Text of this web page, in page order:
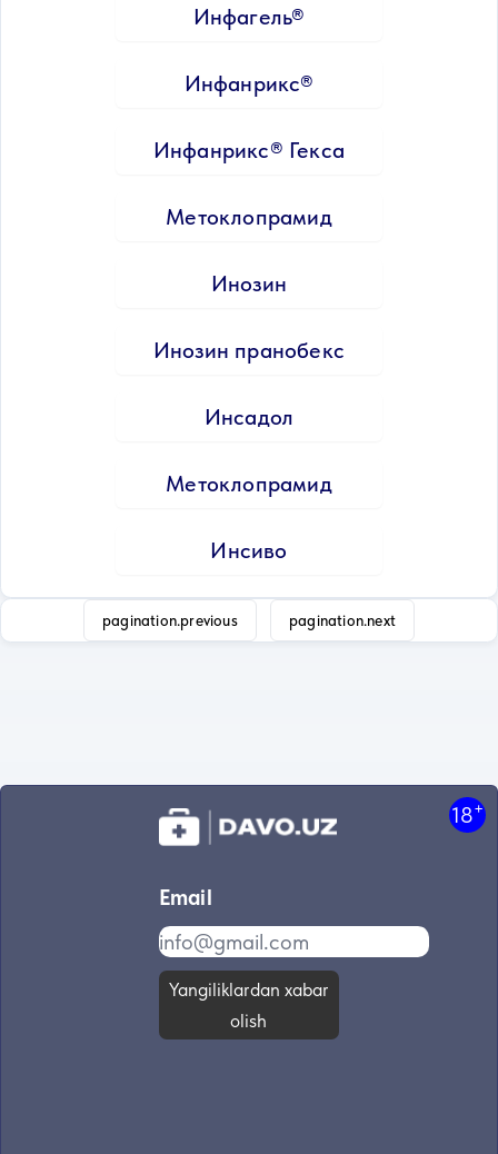
Инфагель®
Инфанрикс®
Инфанрикс® Гекса
Метоклопрамид
Инозин
Инозин пранобекс
Инсадол
Метоклопрамид
Инсиво
pagination.previous pagination.next
18+
Email
Yangiliklardan xabar
olish